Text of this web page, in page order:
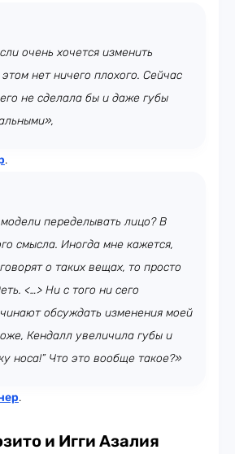
очень хочется изменить
нет ничего плохого. Сейчас
не сделала бы и даже губы
.
переделывать лицо? В
смысла. Иногда мне кажется,
о таких вещах, то просто
<…> Ни с того ни сего
обсуждать изменения моей
Кендалл увеличила губы и
носа!” Что это вообще такое?»
.
и Игги Азалия